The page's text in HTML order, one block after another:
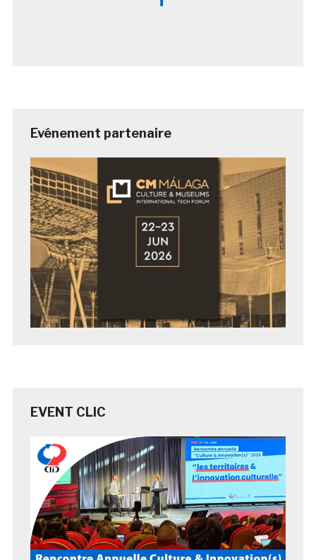
Evénement partenaire
EVENT CLIC